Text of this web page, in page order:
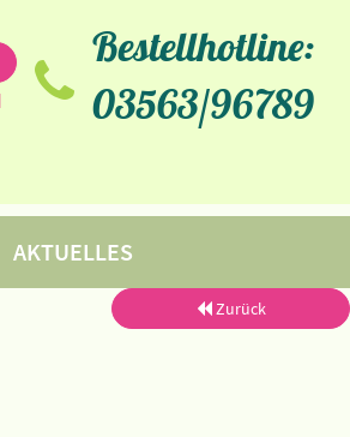
Bestellhotline:
03563/96789
AKTUELLES
Zurück